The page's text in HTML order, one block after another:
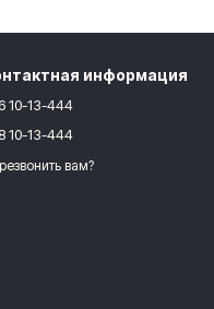
и строить воздушные
информация
10-13-444
10-13-444
вам?